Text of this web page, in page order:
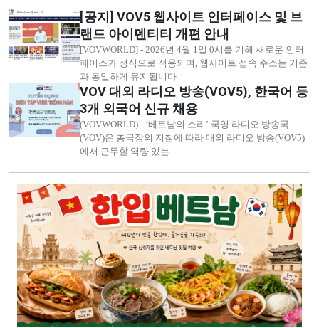
[공지] VOV5 웹사이트 인터페이스 및 브
랜드 아이덴티티 개편 안내
[VOVWORLD] - 2026년 4월 1일 0시를 기해 새로운 인터
페이스가 정식으로 적용되며, 웹사이트 접속 주소는 기존
과 동일하게 유지됩니다
VOV 대외 라디오 방송(VOV5), 한국어 등
3개 외국어 신규 채용
(VOVWORLD) - ‘베트남의 소리’ 국영 라디오 방송국
(VOV)은 총국장의 지침에 따라 대외 라디오 방송(VOV5)
에서 근무할 역량 있는